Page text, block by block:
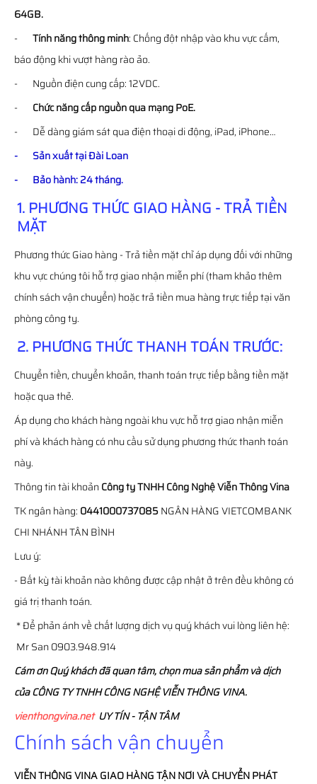
64GB.
- Tính năng thông minh: Chống đột nhập vào khu vực cấm,
báo động khi vượt hàng rào ảo.
- Nguồn điện cung cấp: 12VDC.
- Chức năng cấp nguồn qua mạng PoE.
- Dễ dàng giám sát qua điện thoại di động, iPad, iPhone…
- Sản xuất tại Đài Loan
- Bảo hành: 24 tháng.
1. PHƯƠNG THỨC GIAO HÀNG - TRẢ TIỀN
MẶT
Phương thức Giao hàng - Trả tiền mặt chỉ áp dụng đối với những
khu vực chúng tôi hỗ trợ giao nhận miễn phí (tham khảo thêm
chính sách vận chuyển) hoặc trả tiền mua hàng trực tiếp tại văn
phòng công ty.
2. PHƯƠNG THỨC THANH TOÁN TRƯỚC:
Chuyển tiền, chuyển khoản, thanh toán trực tiếp bằng tiền mặt
hoặc qua thẻ.
Áp dụng cho khách hàng ngoài khu vực hỗ trợ giao nhận miễn
phí và khách hàng có nhu cầu sử dụng phương thức thanh toán
này.
Thông tin tài khoảnCông ty TNHH Công Nghệ Viễn Thông Vina
TK ngân hàng: 0441000737085NGÂN HÀNG VIETCOMBANK
CHI NHÁNH TÂN BÌNH
Lưu ý:
- Bất kỳ tài khoản nào không được cập nhật ở trên đều không có
giá trị thanh toán.
* Để phản ánh về chất lượng dịch vụ quý khách vui lòng liên hệ:
Mr San 0903.948.914
Cám ơn Quý khách đã quan tâm, chọn mua sản phẩm và dịch
của CÔNG TY TNHH CÔNG NGHỆ VIỄN THÔNG VINA.
vienthongvina.netUY TÍN - TẬN TÂM
Chính sách vận chuyển
VIỄN THÔNGVINAGIAO HÀNG TẬN NƠI VÀ CHUYỂN PHÁT